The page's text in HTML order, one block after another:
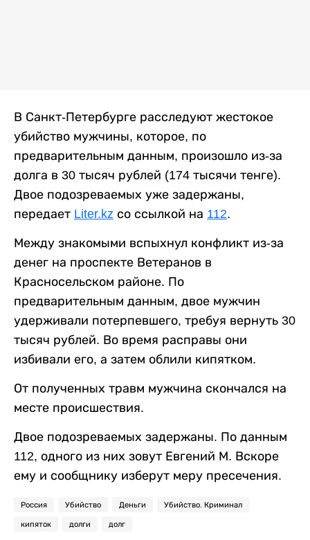
В Санкт-Петербурге расследуют жестокое
убийство мужчины, которое, по
предварительным данным, произошло из-за
долга в 30 тысяч рублей (174 тысячи тенге).
Двое подозреваемых уже задержаны,
передает Liter.kz со ссылкой на 112.
Между знакомыми вспыхнул конфликт из-за
денег на проспекте Ветеранов в
Красносельском районе. По
предварительным данным, двое мужчин
удерживали потерпевшего, требуя вернуть 30
тысяч рублей. Во время расправы они
избивали его, а затем облили кипятком.
От полученных травм мужчина скончался на
месте происшествия.
Двое подозреваемых задержаны. По данным
112, одного из них зовут Евгений М. Вскоре
ему и сообщнику изберут меру пресечения.
Россия Убийство Деньги Убийство. Криминал
кипяток долги долг